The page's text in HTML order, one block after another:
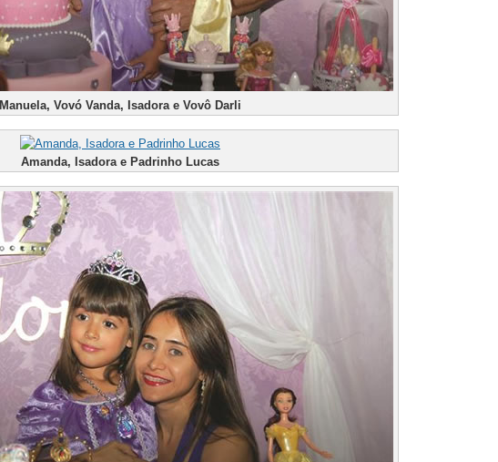
Manuela, Vovó Vanda, Isadora e Vovô Darli
Amanda, Isadora e Padrinho Lucas